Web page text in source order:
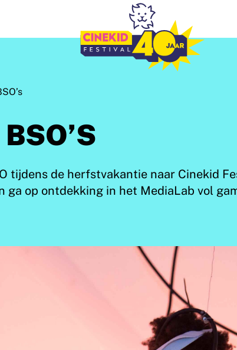
tijdens de herfstvakantie naar Cinekid
ga op ontdekking in het MediaLab vol